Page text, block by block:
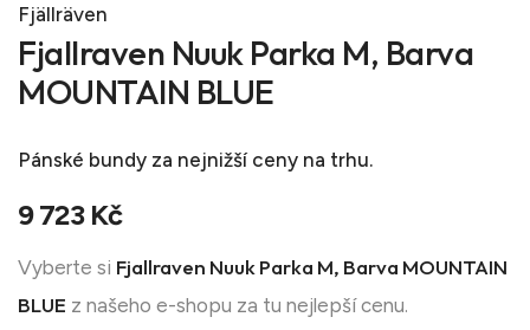
Fjällräven
Fjallraven Nuuk Parka M, Barva
MOUNTAIN BLUE
Pánské bundy za nejnižší ceny na trhu.
9 723 Kč
Vyberte si Fjallraven Nuuk Parka M, Barva MOUNTAIN
BLUE z našeho e-shopu za tu nejlepší cenu.